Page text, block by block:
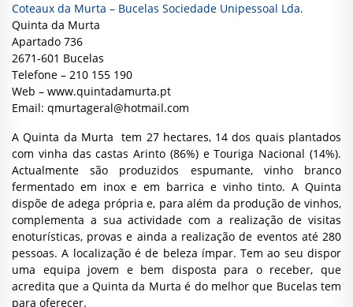
Coteaux da Murta – Bucelas Sociedade Unipessoal Lda.
Quinta da Murta
Apartado 736
2671-601 Bucelas
Telefone – 210 155 190
Web – www.quintadamurta.pt
Email: qmurtageral@hotmail.com
A Quinta da Murta tem 27 hectares, 14 dos quais plantados
com vinha das castas Arinto (86%) e Touriga Nacional (14%).
Actualmente são produzidos espumante, vinho branco
fermentado em inox e em barrica e vinho tinto. A Quinta
dispõe de adega própria e, para além da produção de vinhos,
complementa a sua actividade com a realização de visitas
enoturísticas, provas e ainda a realização de eventos até 280
pessoas. A localização é de beleza ímpar. Tem ao seu dispor
uma equipa jovem e bem disposta para o receber, que
acredita que a Quinta da Murta é do melhor que Bucelas tem
para oferecer.